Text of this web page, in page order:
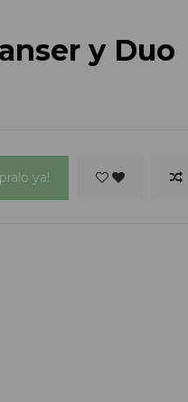
y Duo
ya!